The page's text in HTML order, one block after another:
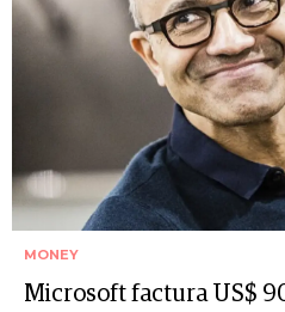
MONEY
Microsoft factura US$